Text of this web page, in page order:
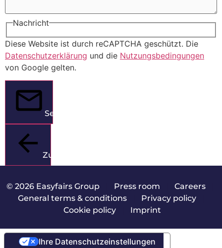
Nachricht
Diese Website ist durch reCAPTCHA geschützt. Die
Datenschutzerklärung und die Nutzungsbedingungen
von Google gelten.
Senden
Zurück
© 2026 Easyfairs Group| Press room Careers|
General terms & conditions| Privacy policy|
Cookie policy| Imprint
Ihre Datenschutzeinstellungen